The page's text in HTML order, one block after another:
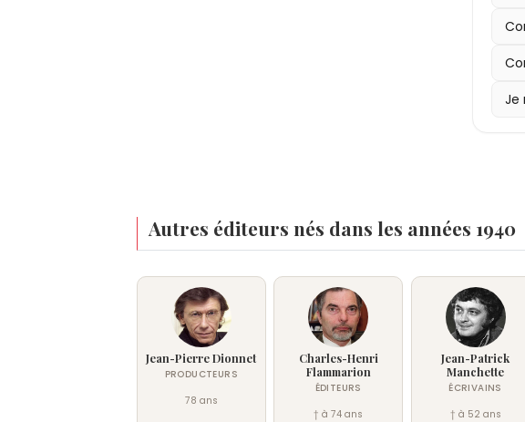
Je
Autres éditeurs nés dans les années 1940
Jean-Pierre Dionnet
PRODUCTEURS
78 ans
Charles-Henri
Flammarion
ÉDITEURS
† à 74 ans
Jean-Patrick
Manchette
ÉCRIVAINS
† à 52 ans